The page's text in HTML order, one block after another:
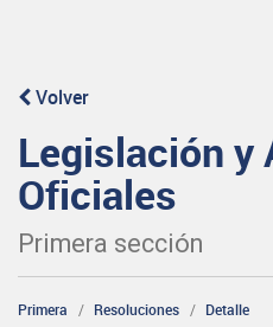
Volver
Legislación y
Oficiales
Primera sección
Primera Resoluciones Detalle